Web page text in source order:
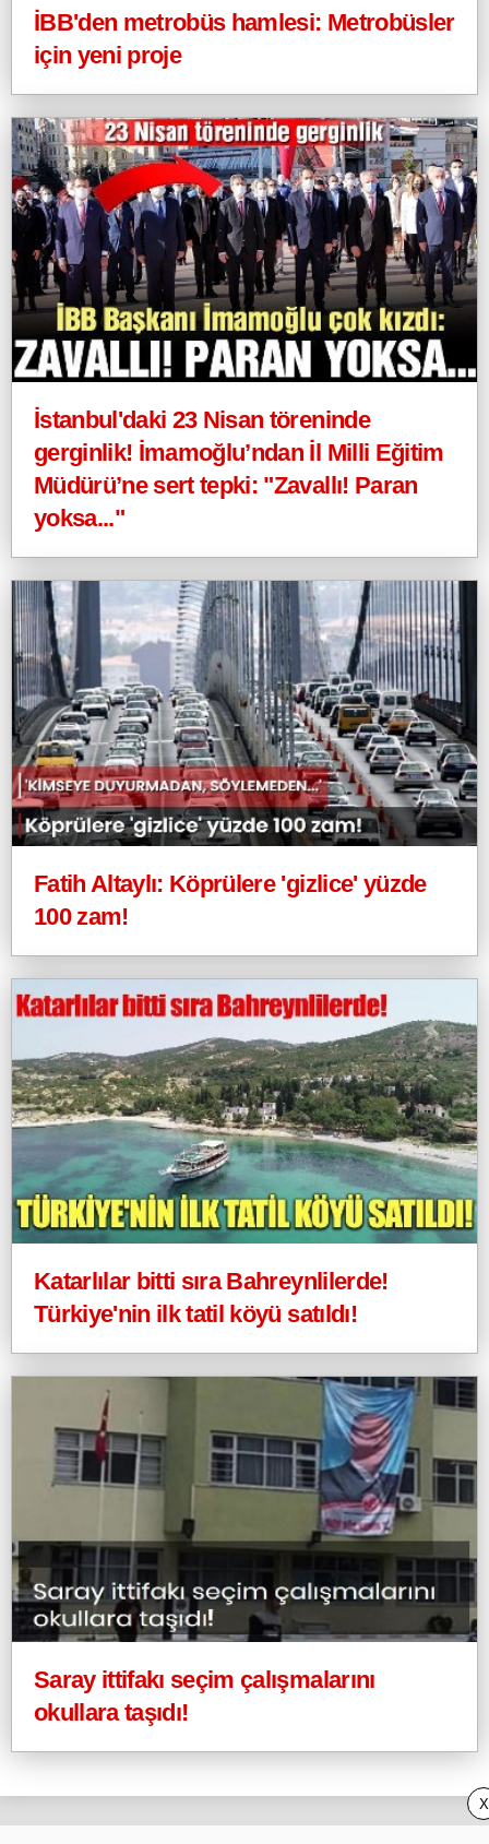
İBB'den metrobüs hamlesi: Metrobüsler
için yeni proje
İstanbul'daki 23 Nisan töreninde
gerginlik! İmamoğlu’ndan İl Milli Eğitim
Müdürü’ne sert tepki: "Zavallı! Paran
yoksa..."
Fatih Altaylı: Köprülere 'gizlice' yüzde
100 zam!
Katarlılar bitti sıra Bahreynlilerde!
Türkiye'nin ilk tatil köyü satıldı!
Saray ittifakı seçim çalışmalarını
okullara taşıdı!
X